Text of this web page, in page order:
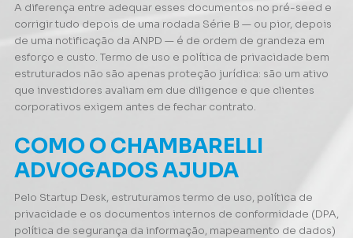
A diferença entre adequar esses documentos no pré-seed e
corrigir tudo depois de uma rodada Série B — ou pior, depois
de uma notificação da ANPD — é de ordem de grandeza em
esforço e custo. Termo de uso e política de privacidade bem
estruturados não são apenas proteção jurídica: são um ativo
que investidores avaliam em due diligence e que clientes
corporativos exigem antes de fechar contrato.
COMO O CHAMBARELLI
ADVOGADOS AJUDA
Pelo Startup Desk, estruturamos termo de uso, política de
privacidade e os documentos internos de conformidade (DPA,
política de segurança da informação, mapeamento de dados)